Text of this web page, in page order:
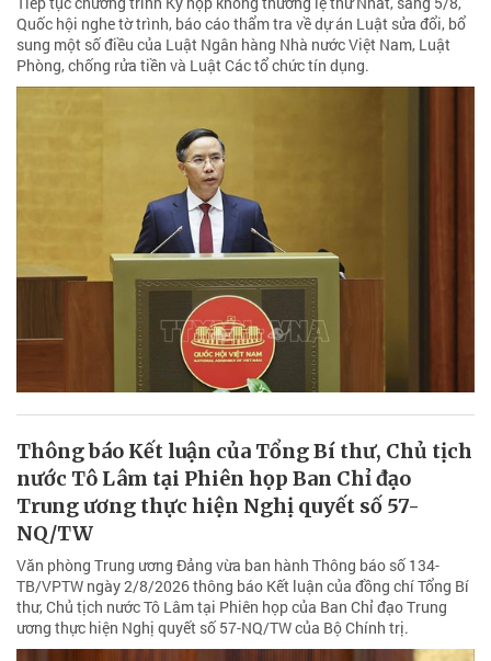
Quốc hội nghe tờ trình, báo cáo thẩm tra về dự án Luật sửa đổi, bổ
sung một số điều của Luật Ngân hàng Nhà nước Việt Nam, Luật
Phòng, chống rửa tiền và Luật Các tổ chức tín dụng.
Thông báo Kết luận của Tổng Bí thư, Chủ tịch
nước Tô Lâm tại Phiên họp Ban Chỉ đạo
Trung ương thực hiện Nghị quyết số 57-
NQ/TW
Văn phòng Trung ương Đảng vừa ban hành Thông báo số 134-
TB/VPTW ngày 2/8/2026 thông báo Kết luận của đồng chí Tổng Bí
thư, Chủ tịch nước Tô Lâm tại Phiên họp của Ban Chỉ đạo Trung
ương thực hiện Nghị quyết số 57-NQ/TW của Bộ Chính trị.